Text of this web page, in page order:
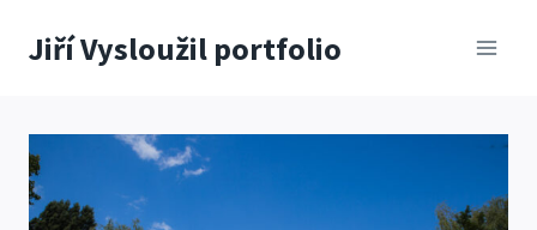
Jiří Vysloužil portfolio